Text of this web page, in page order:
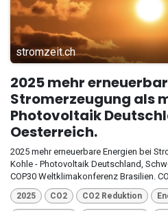
stromzeit.ch
2025 mehr
Stromerzeugung als
Photovoltaik
Oesterreich.
2025 mehr erneuerbare Energien bei
Kohle - Photovoltaik Deutschland,
COP30 Weltklimakonferenz Brasilien.
2025 CO2 CO2 Reduktion